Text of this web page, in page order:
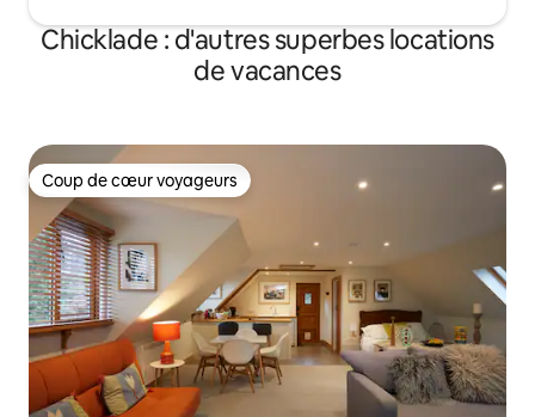
Chicklade : d'autres superbes locations
de vacances
Coup de cœur voyageurs
Coup de cœur voyageurs